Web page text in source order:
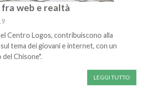
web e realtà
Centro Logos, contribuiscono alla
tema dei giovani e internet, con un
del Chisone".
LEGGI TUTTO